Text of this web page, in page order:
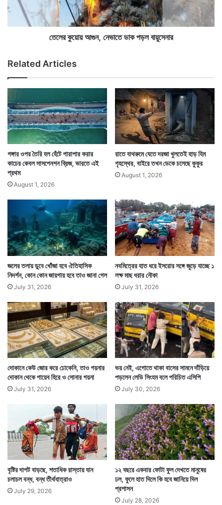
Tags Arvind Kejriwal National News
আ
ন
তে
ডা
ক
ড়
ল
বা
সে
না
র
তেলের কুয়োয় আগুন, নেভাতে ডাক পড়ল বায়ুসেনার
Related Articles
গঙ্গার ওপর তৈরি হল হেঁটে পারাপার করার
কাচের কেবল সাসপেনশন ব্রিজ, ভারতে এই
প্রথম
August 1, 2026
রাতে বাথরুমে যেতে দরজা খুলতেই হাড় হিম
গৃহস্থের, বাইরে তখন ডেকে চলেছে কুকুর
August 1, 2026
জলের তলায় ডুবে খোঁজা হবে ঐতিহাসিক
নিদর্শন, কোন কোন জায়গায় হবে তাও জানা গেল
July 31, 2026
নবমিত্রের হাত ধরে ইসরোর সঙ্গে জুড়ে যাচ্ছে ১
লক্ষ মাছ ধরার নৌকা
July 31, 2026
দোকানে কেউ জোর করে ঢোকেনি, তাও গয়নার
দোকান থেকে গায়েব হিরে ও সোনার গয়না
July 31, 2026
ভয় নেই, এগোতে থাকা বাসের সামনে দাঁড়িয়ে
পড়লেন লেডি সিংহম বলে পরিচিত এসিপি
July 30, 2026
বৃষ্টির দাপট বাড়ছে, শতাধিক রাস্তায় যান
চলাচল বন্ধ, বন্ধ তীর্থযাত্রাও
July 29, 2026
১২ বছরে একবার ফোটা ফুল দেখতে মানুষের
ঢল, ফুলে হাত দিলে কি হবে জানিয়ে দিল
প্রশাসন
July 28, 2026